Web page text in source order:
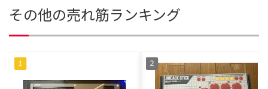
その他の売れ筋ランキング